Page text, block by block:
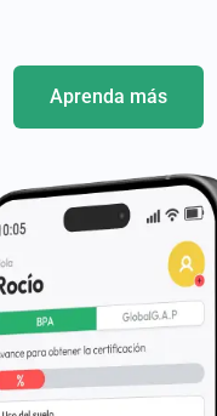
Aprenda más